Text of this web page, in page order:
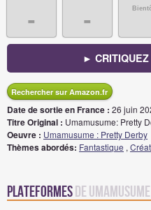
- -
►
Rechercher sur Amazon.fr
Date de sortie en France : 26 juin
Titre Original : Umamusume: Pretty
Oeuvre : Umamusume : Pretty Derby
Thèmes abordés: Fantastique ,
Plateformesde